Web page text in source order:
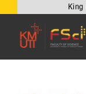
content
หน้าหลัก